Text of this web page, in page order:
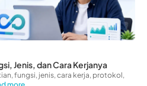
Jenis, dan Cara Kerjanya
fungsi, jenis, cara kerja, protokol,